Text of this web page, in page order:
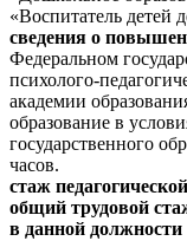
«Воспитатель детей
сведения о
Федеральном
психолого-
академии
образование в
государственного
часов.
стаж
общий трудовой
в данной